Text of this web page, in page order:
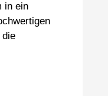
in ein
die